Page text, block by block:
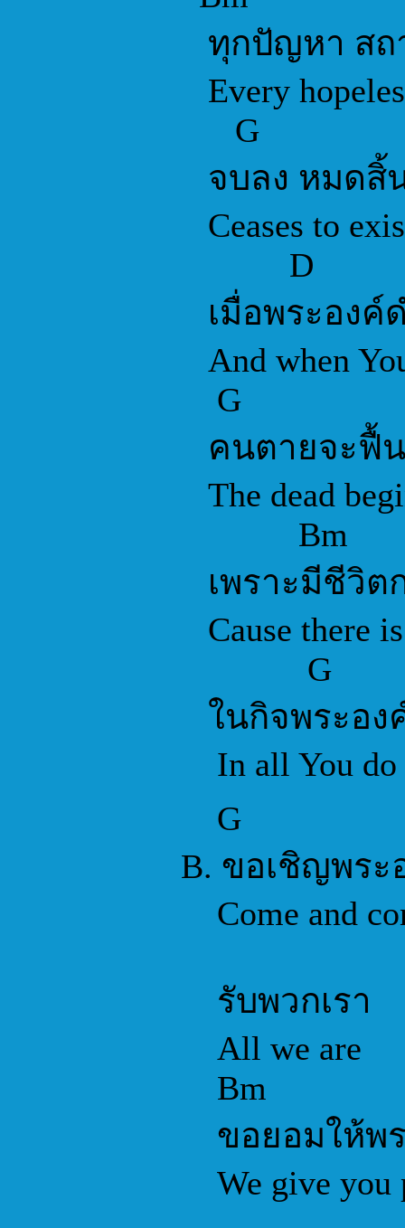
ทุกปัญหา สถ
Every
G
จบลง หมดสิ้
Ceases to
D
เมื่อพระองค์
And when
G
คนตายจะฟื้
The dead
Bm
เพราะมีชีวิต
Cause there
G
ในกิจพระอง
In all You do
G
B. ขอเชิญพระ
Come and
รับพวกเรา
All we are
Bm
ขอยอมให้พ
We give you